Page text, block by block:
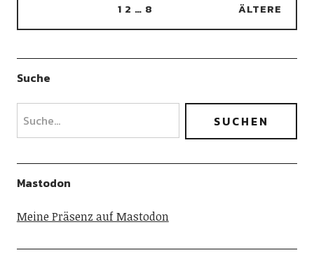
1 2 … 8 ÄLTERE
Suche
Mastodon
Meine Präsenz auf Mastodon